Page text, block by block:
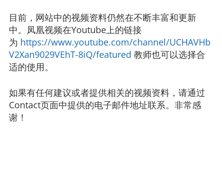
Lesson7:北京与伦敦-雾都治霾浅议
Lesson8:美国校园为何枪击案频发
Volum II
Lesson2:浅析中国同性恋现象
目前，网站中的视频资料仍然在不断丰富和更新
中。凤凰视频在Youtube上的链接
为 https://www.youtube.com/channel/UCHAVHb
V2Xan9029VEhT-8iQ/featured 教师也可以选择合
适的使用。
如果有任何建议或者提供相关的视频资料，请通过
Contact页面中提供的电子邮件地址联系。非常感
谢！